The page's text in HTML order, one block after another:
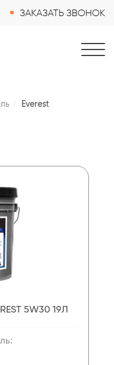
ЗАКАЗАТЬ ЗВОНОК
Everest
5W30 19Л